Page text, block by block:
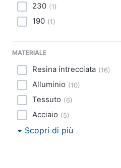
230 (1)
190 (1)
MATERIALE
Resina intrecciata (16)
Alluminio (10)
Tessuto (6)
Acciaio (5)
Scopri di più